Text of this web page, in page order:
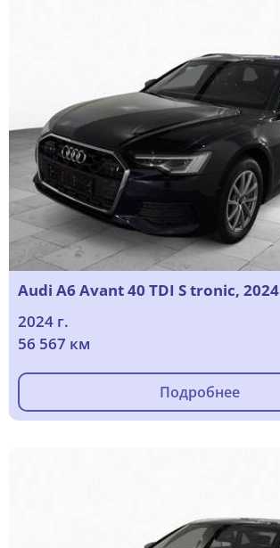
Audi A6 Avant 40 TDI S tronic, 2024
2024 г.
56 567 км
Подробнее